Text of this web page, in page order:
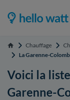
Accueil Chauffage
La Garenne-
Voici la
Garenne-